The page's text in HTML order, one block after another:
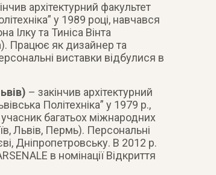
архітектурний факультет
у 1989 році, навчався
Ілку та Тиніса Вінта
Працює як дизайнер та
виставки відбулися в
– закінчив архітектурний
Політехніка” у 1979 р.,
багатьох міжнародних
Львів, Пермь). Персональні
Дніпропетровську. В 2012 р.
в номінації Відкриття